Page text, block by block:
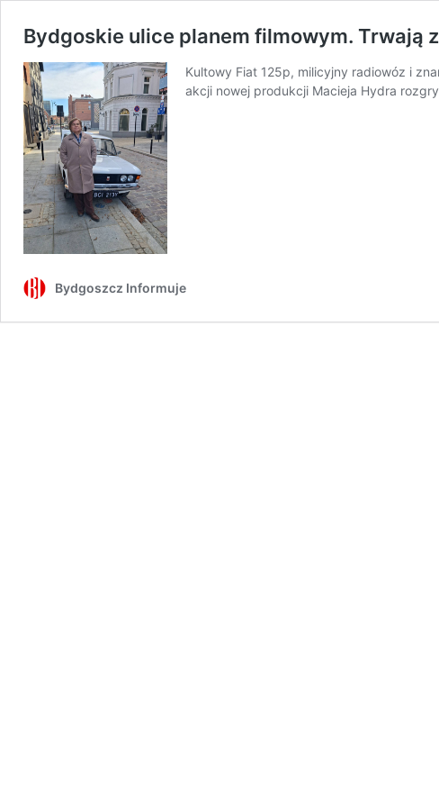
Bydgoskie ulice planem filmowym. Trwają
Kultowy Fiat 125p, milicyjny radiowóz i
akcji nowej produkcji Macieja Hydra
Bydgoszcz Informuje